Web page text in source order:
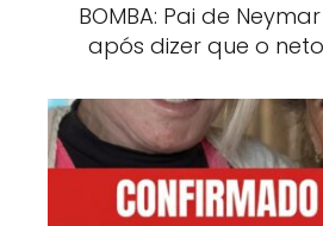
BOMBA: Pai de
após dizer que o